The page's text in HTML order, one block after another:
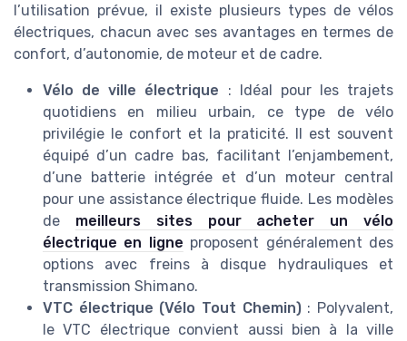
l’utilisation prévue, il existe plusieurs types de vélos
électriques, chacun avec ses avantages en termes de
confort, d’autonomie, de moteur et de cadre.
Vélo de ville électrique : Idéal pour les trajets
quotidiens en milieu urbain, ce type de vélo
privilégie le confort et la praticité. Il est souvent
équipé d’un cadre bas, facilitant l’enjambement,
d’une batterie intégrée et d’un moteur central
pour une assistance électrique fluide. Les modèles
de meilleurs sites pour acheter un vélo
électrique en ligne proposent généralement des
options avec freins à disque hydrauliques et
transmission Shimano.
VTC électrique (Vélo Tout Chemin): Polyvalent,
le VTC électrique convient aussi bien à la ville